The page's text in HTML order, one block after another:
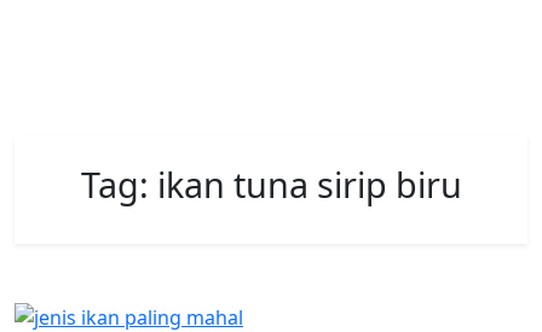
Tag: ikan tuna sirip biru